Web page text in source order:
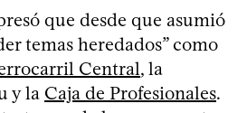
que desde que asumió
temas heredados” como
Central, la
y la Caja de Profesionales.